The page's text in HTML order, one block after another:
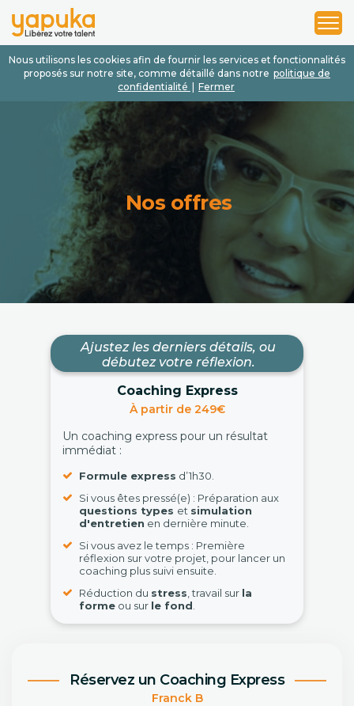
Nous utilisons les cookies afin de fournir les services et fonctionnalités
proposés sur notre site, comme détaillé dans notre politique de
confidentialité
Fermer
1
2
3
Nos offres
Ajustez les derniers détails, ou
débutez votre réflexion.
Coaching Express
À partir de 249€
Un coaching express pour un résultat
immédiat :
Formule express d’1h30.
Si vous êtes pressé(e) : Préparation aux
questions types et simulation
d'entretien en dernière minute.
Si vous avez le temps : Première
réflexion sur votre projet, pour lancer un
coaching plus suivi ensuite.
Réduction du stress , travail sur la
forme ou sur le fond
Réservez un Coaching Express
Franck B